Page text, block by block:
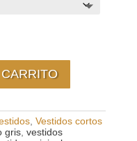
, Vestidos cortos
gris, vestidos